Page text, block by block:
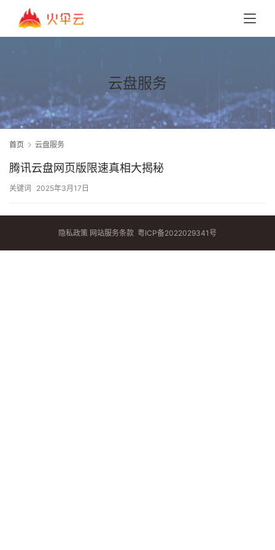
云盘服务
首页 云盘服务
腾讯云盘网页版限速真相大揭秘
关键词 2025年3月17日
隐私政策 网站服务条款 粤ICP备2022029341号